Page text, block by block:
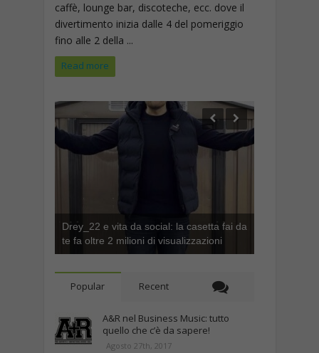
caffè, lounge bar, discoteche, ecc. dove il
divertimento inizia dalle 4 del pomeriggio
fino alle 2 della ...
Read more
Drey_22 e vita da social: la casetta fai da
te fa oltre 2 milioni di visualizzazioni
Popular Recent
A&R nel Business Music: tutto
quello che c’è da sapere!
Agosto 27th, 2017